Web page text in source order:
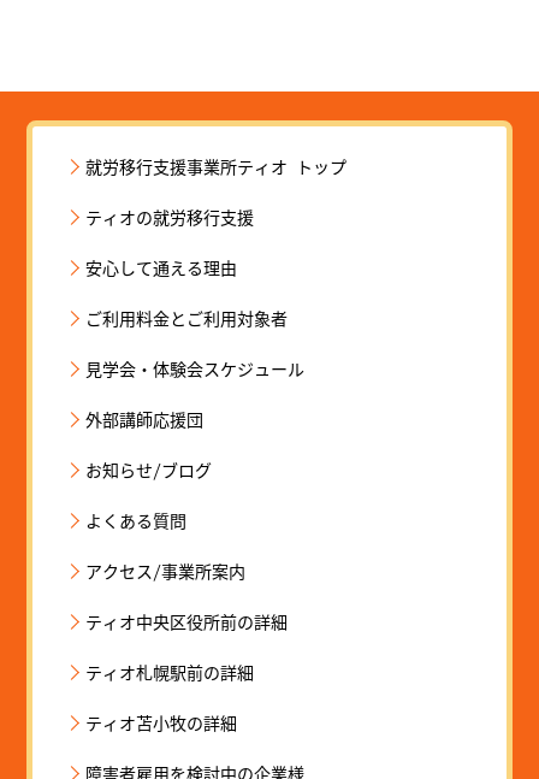
就労移行支援事業所ティオ トップ
ティオの就労移行支援
安心して通える理由
ご利用料金とご利用対象者
見学会・体験会スケジュール
外部講師応援団
お知らせ/ブログ
よくある質問
アクセス/事業所案内
ティオ中央区役所前の詳細
ティオ札幌駅前の詳細
ティオ苫小牧の詳細
障害者雇用を検討中の企業様